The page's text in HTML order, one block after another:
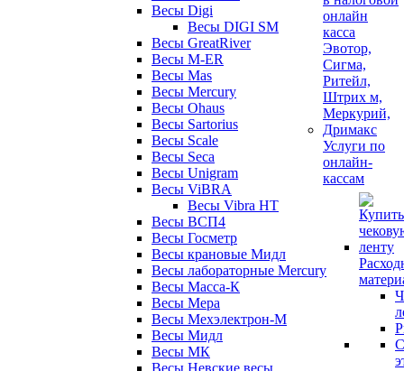
Весы Digi
Весы DIGI SM
Весы GreatRiver
Весы M-ER
Весы Mas
Весы Mercury
Весы Ohaus
Весы Sartorius
Весы Scale
Весы Seca
Весы Unigram
Весы ViBRA
Весы Vibra HT
Весы ВСП4
Весы Госметр
Весы крановые Мидл
Весы лабораторные Mercury
Весы Масса-К
Весы Мера
Весы Мехэлектрон-М
Весы Мидл
Весы МК
Весы Невские весы
Услуги по
онлайн-
кассам